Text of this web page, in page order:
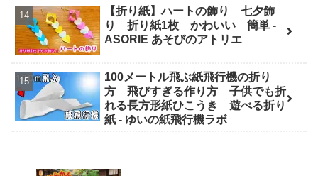
Origami-plaza
【折り紙】ハートの飾り 七夕飾
り 折り紙1枚 かわいい 簡単 -
ASORIE あそびのアトリエ
100メートル飛ぶ紙飛行機の折り
方 飛びすぎる作り方 子供でも折
れる長方形紙ひこうき 遊べる折り
紙 - ゆいの紙飛行機ラボ